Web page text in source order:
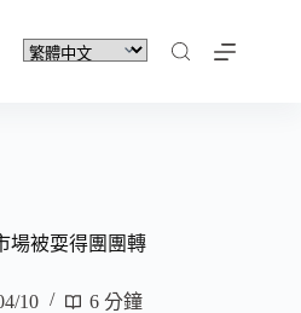
場被耍得團團轉
10 6 分鐘